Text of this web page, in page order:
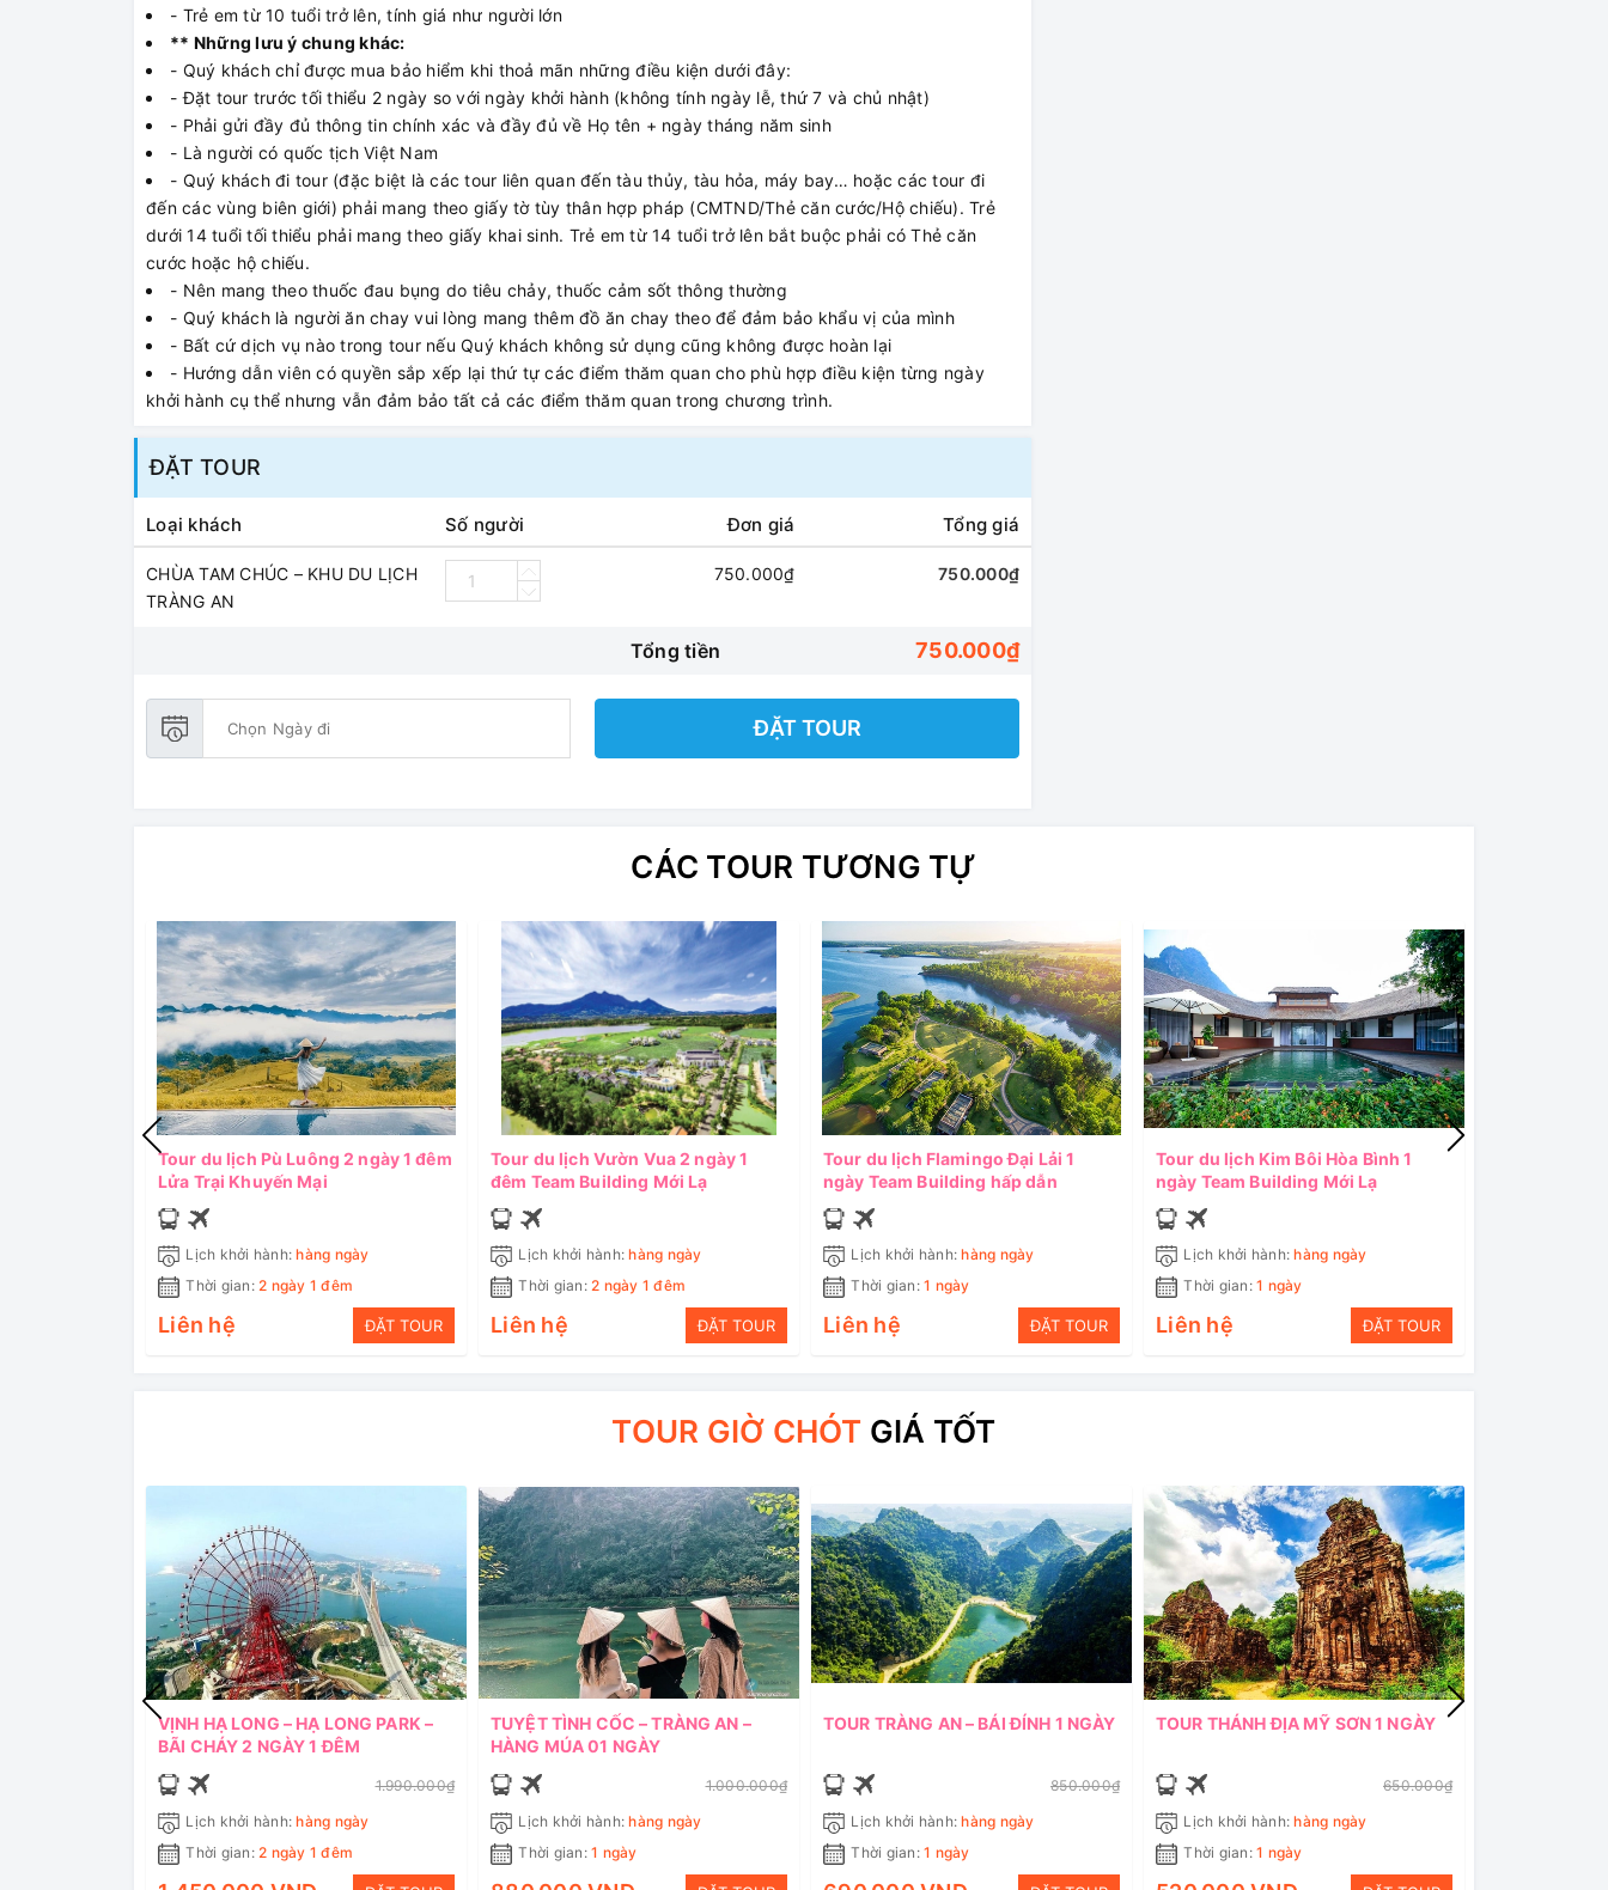
- Trẻ em từ 10 tuổi trở lên, tính giá như người lớn
** Những lưu ý chung khác:
- Quý khách chỉ được mua bảo hiểm khi thoả mãn những điều kiện dưới đây:
- Đặt tour trước tối thiểu 2 ngày so với ngày khởi hành (không tính ngày lễ, thứ 7 và chủ nhật)
- Phải gửi đầy đủ thông tin chính xác và đầy đủ về Họ tên + ngày tháng năm sinh
- Là người có quốc tịch Việt Nam
- Quý khách đi tour (đặc biệt là các tour liên quan đến tàu thủy, tàu hỏa, máy bay… hoặc các tour đi
đến các vùng biên giới) phải mang theo giấy tờ tùy thân hợp pháp (CMTND/Thẻ căn cước/Hộ chiếu). Trẻ
dưới 14 tuổi tối thiểu phải mang theo giấy khai sinh. Trẻ em từ 14 tuổi trở lên bắt buộc phải có Thẻ căn
cước hoặc hộ chiếu.
- Nên mang theo thuốc đau bụng do tiêu chảy, thuốc cảm sốt thông thường
- Quý khách là người ăn chay vui lòng mang thêm đồ ăn chay theo để đảm bảo khẩu vị của mình
- Bất cứ dịch vụ nào trong tour nếu Quý khách không sử dụng cũng không được hoàn lại
- Hướng dẫn viên có quyền sắp xếp lại thứ tự các điểm thăm quan cho phù hợp điều kiện từng ngày
khởi hành cụ thể nhưng vẫn đảm bảo tất cả các điểm thăm quan trong chương trình.
ĐẶT TOUR
Loại khách Số người Đơn giá Tổng giá
CHÙA TAM CHÚC – KHU DU LỊCH
TRÀNG AN
750.000₫ 750.000₫
Tổng tiền 750.000₫
ĐẶT TOUR
CÁC TOUR TƯƠNG TỰ
Tour du lịch Pù Luông 2 ngày 1 đêm
Lửa Trại Khuyến Mại
Lịch khởi hành:hàng ngày
Thời gian: 2 ngày 1 đêm
Liên hệ ĐẶT TOUR
Tour du lịch Vườn Vua 2 ngày 1
đêm Team Building Mới Lạ
Lịch khởi hành:hàng ngày
Thời gian: 2 ngày 1 đêm
Liên hệ ĐẶT TOUR
Tour du lịch Flamingo Đại Lải 1
ngày Team Building hấp dẫn
Lịch khởi hành:hàng ngày
Thời gian: 1 ngày
Liên hệ ĐẶT TOUR
Tour du lịch Kim Bôi Hòa Bình 1
ngày Team Building Mới Lạ
Lịch khởi hành:hàng ngày
Thời gian: 1 ngày
Liên hệ ĐẶT TOUR
TOUR GIỜ CHÓT GIÁ TỐT
VỊNH HẠ LONG – HẠ LONG PARK –
BÃI CHÁY 2 NGÀY 1 ĐÊM
1.990.000₫
Lịch khởi hành:hàng ngày
Thời gian: 2 ngày 1 đêm
TUYỆT TÌNH CỐC – TRÀNG AN –
HÀNG MÚA 01 NGÀY
1.000.000₫
Lịch khởi hành:hàng ngày
Thời gian: 1 ngày
TOUR TRÀNG AN – BÁI ĐÍNH 1 NGÀY
850.000₫
Lịch khởi hành:hàng ngày
Thời gian: 1 ngày
TOUR THÁNH ĐỊA MỸ SƠN 1 NGÀY
650.000₫
Lịch khởi hành:hàng ngày
Thời gian: 1 ngày